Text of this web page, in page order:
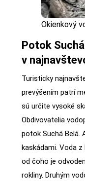
Okienkový
Potok
v
Turisticky
prevýšením patrí
sú určite vysoké
Obdivovatelia
potok Suchá Belá.
kaskádami. Voda
od čoho je
rokliny. Druhým